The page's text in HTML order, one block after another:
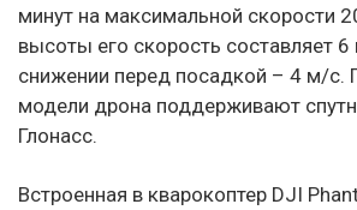
минут на максимальной скорости
высоты его скорость составляет 6
снижении перед посадкой – 4 м/с.
модели дрона поддерживают
Глонасс.
Встроенная в кварокоптер DJI